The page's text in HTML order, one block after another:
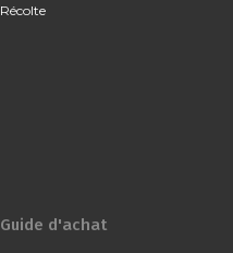
Récolte
Guide d'achat